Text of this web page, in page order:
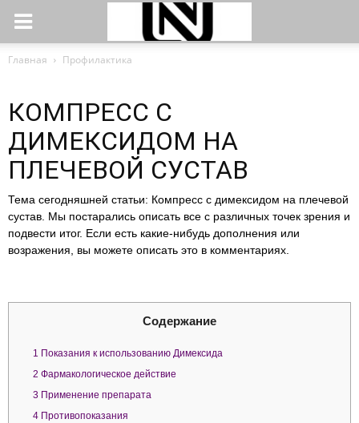
Главная Профилактика
КОМПРЕСС С
ДИМЕКСИДОМ НА
ПЛЕЧЕВОЙ СУСТАВ
Тема сегодняшней статьи: Компресс с димексидом на плечевой
сустав. Мы постарались описать все с различных точек зрения и
подвести итог. Если есть какие-нибудь дополнения или
возражения, вы можете описать это в комментариях.
Содержание
1 Показания к использованию Димексида
2 Фармакологическое действие
3 Применение препарата
4 Противопоказания